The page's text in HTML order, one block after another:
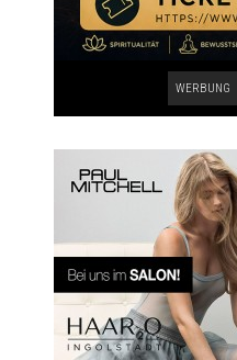
WERBUNG